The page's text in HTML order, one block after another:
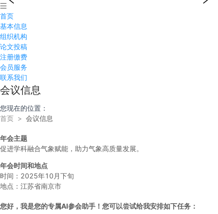
首页
基本信息
组织机构
论文投稿
注册缴费
会员服务
联系我们
会议信息
您现在的位置：
首页 > 会议信息
年会主题
促进学科融合气象赋能，助力气象高质量发展。
年会时间和地点
时间：2025年10月下旬
地点：江苏省南京市
您好，我是您的专属AI参会助手！您可以尝试给我安排如下任务：